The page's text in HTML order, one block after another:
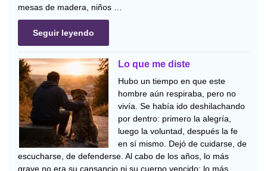
mesas de madera, niños …
Seguir leyendo
Lo que me diste
Hubo un tiempo en que este
hombre aún respiraba, pero no
vivía. Se había ido deshilachando
por dentro: primero la alegría,
luego la voluntad, después la fe
en sí mismo. Dejó de cuidarse, de
escucharse, de defenderse. Al cabo de los años, lo más
grave no era su cansancio ni su cuerpo vencido; lo más …